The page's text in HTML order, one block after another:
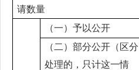
请数量
（一）予以公开
（二）部分公开（区分
处理的，只计这一情